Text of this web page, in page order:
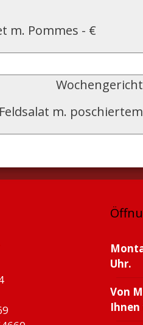
m. Pommes - €
Wochengericht
Feldsalat m.
Uhr.
Von